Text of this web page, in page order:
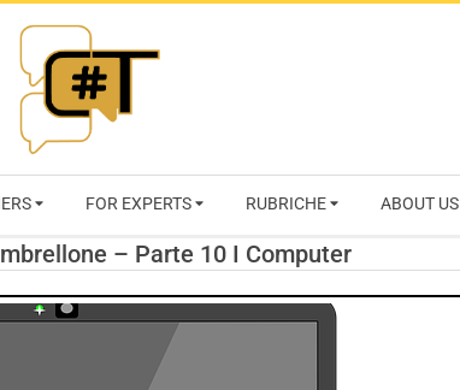
FOR EXPERTS RUBRICHE ABOUT US
– Parte 10 I Computer